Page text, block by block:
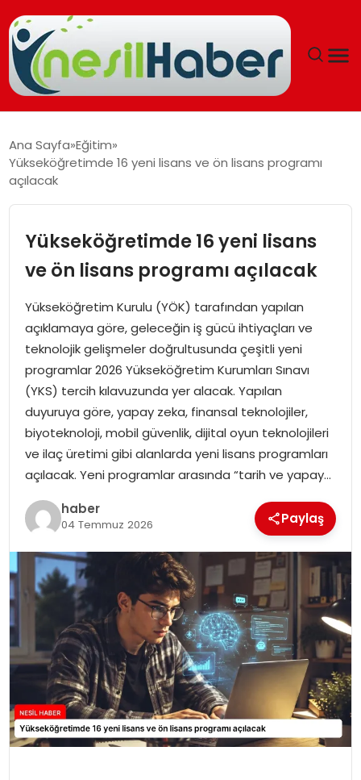
GÜNCEL
SOSYAL HABER
SPOR
EKONOMI
MAGAZIN
TEKNOLOJI
Ana Sayfa Eğitim
Yükseköğretimde 16 yeni lisans ve ön lisans programı
açılacak
Yükseköğretimde 16 yeni lisans
ve ön lisans programı açılacak
Yükseköğretim Kurulu (YÖK) tarafından yapılan
açıklamaya göre, geleceğin iş gücü ihtiyaçları ve
teknolojik gelişmeler doğrultusunda çeşitli yeni
programlar 2026 Yükseköğretim Kurumları Sınavı
(YKS) tercih kılavuzunda yer alacak. Yapılan
duyuruya göre, yapay zeka, finansal teknolojiler,
biyoteknoloji, mobil güvenlik, dijital oyun teknolojileri
ve ilaç üretimi gibi alanlarda yeni lisans programları
açılacak. Yeni programlar arasında “tarih ve yapay…
haber
04 Temmuz 2026 Paylaş